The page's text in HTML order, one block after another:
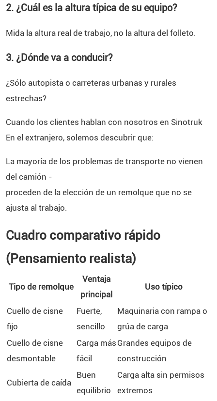
2. ¿Cuál es la altura típica de su equipo?
Mida la altura real de trabajo, no la altura del folleto.
3. ¿Dónde va a conducir?
¿Sólo autopista o carreteras urbanas y rurales
estrechas?
Cuando los clientes hablan con nosotros en Sinotruk
En el extranjero, solemos descubrir que:
La mayoría de los problemas de transporte no vienen
del camión -
proceden de la elección de un remolque que no se
ajusta al trabajo.
Cuadro comparativo rápido
(Pensamiento realista)
Tipo de remolque
Ventaja
principal
Uso típico
Cuello de cisne
fijo
Fuerte,
sencillo
Maquinaria con rampa o
grúa de carga
Cuello de cisne
desmontable
Carga más
fácil
Grandes equipos de
construcción
Cubierta de caída
Buen
equilibrio
Carga alta sin permisos
extremos